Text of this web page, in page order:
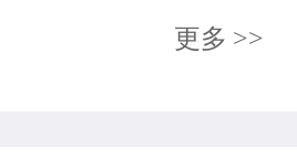
更多 >>